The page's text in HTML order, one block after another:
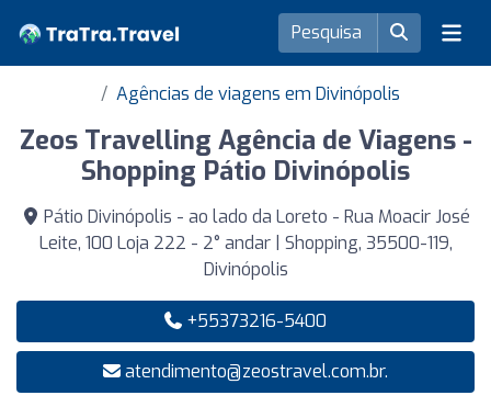
Agências de viagens em Divinópolis
Zeos Travelling Agência de Viagens -
Shopping Pátio Divinópolis
Pátio Divinópolis - ao lado da Loreto - Rua Moacir José
Leite, 100 Loja 222 - 2° andar | Shopping, 35500-119,
Divinópolis
+55373216-5400
atendimento@zeostravel.com.br.